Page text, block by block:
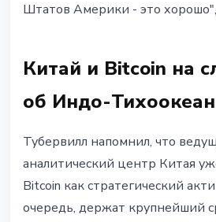
Штатов Америки - это
Китай и Bitcoin на
об Индо-
Тубервилл напомнил, что
аналитический центр Китая
Bitcoin как стратегический
очередь, держат крупнейший